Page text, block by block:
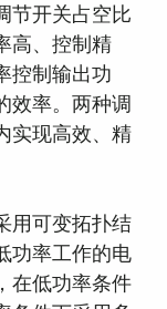
节开关占空比
高、控制精
控制输出功
效率。两种调
实现高效、精
用可变拓扑结
功率工作的电
在低功率条件